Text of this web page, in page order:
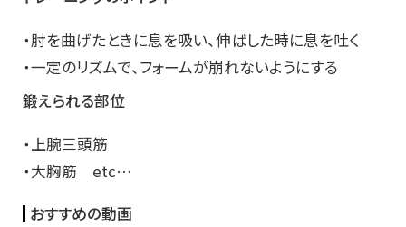
・肘を曲げたときに息を吸い、伸ばした時に息を吐く
・一定のリズムで、フォームが崩れないようにする
鍛えられる部位
・上腕三頭筋
・大胸筋 etc…
おすすめの動画